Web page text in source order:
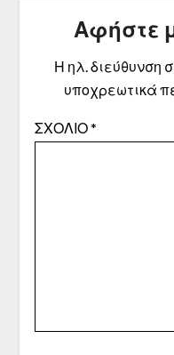
Αφήστε
Η ηλ. διεύθυνση
υποχρεωτικά
ΣΧΌΛΙΟ*